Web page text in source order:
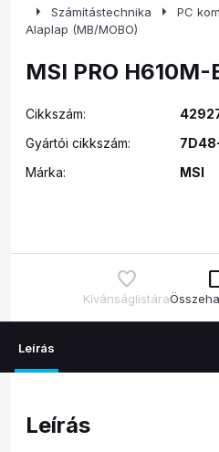
arrow_right Számítástechnika arrow_right PC
Alaplap (MB/MOBO)
MSI PRO H610M-
Cikkszám:
Gyártói cikkszám:
Márka:
MSI
Kívánságlistára
Leírás
Leírás